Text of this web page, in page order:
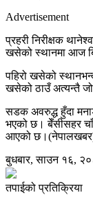
Advertisement
प्रहरी निरीक्षक
खसेको स्थानमा आज
पहिरो खसेको
खसेको ठाउँ अत्यन्तै
सडक अवरुद्ध हुँदा
भएको छ। बेँसीसहर
आएको
बुधबार, साउन १६,
तपाईको प्रतिक्रिया